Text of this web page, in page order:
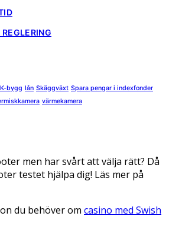
K-bygg lån Skäggväxt Spara pengar i indexfonder
värmekamera
men har svårt att välja rätt? Då
testet hjälpa dig! Läs mer på
du behöver om casino med Swish